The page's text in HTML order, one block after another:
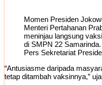
Momen Presiden
Menteri Pertahanan
meninjau langsung
di SMPN 22
Pers Sekretariat
“Antusiasme daripada
tetap ditambah vaksinnya,”